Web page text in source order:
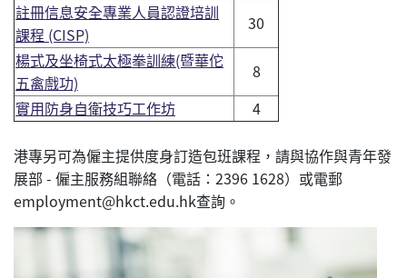
註冊信息安全專業人員認證培訓
課程 (CISP)
30
楊式及坐椅式太極拳訓練(暨華佗
五禽戲功)
8
實用防身自衛技巧工作坊
4
港專另可為僱主提供度身訂造包班課程，請與協作與青年發
展部 - 僱主服務組聯絡（電話：2396 1628）或電郵
employment@hkct.edu.hk查詢。